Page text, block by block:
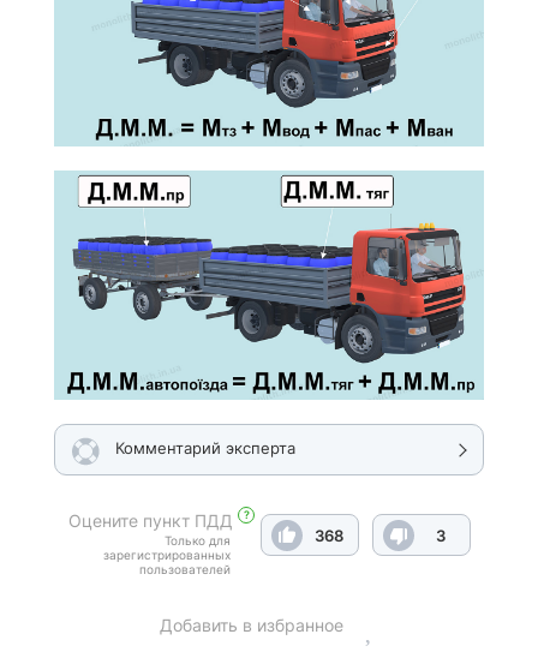
Комментарий эксперта
Оцените пункт ПДД ?
Только для
зарегистрированных
пользователей
368 3
Добавить в избранное